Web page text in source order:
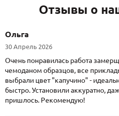
Отзывы о
Ольга
30 Апрель 2026
Очень понравилась работа
чемоданом образцов, все
выбрали цвет "капучино" -
быстро. Установили аккуратно,
пришлось. Рекомендую!